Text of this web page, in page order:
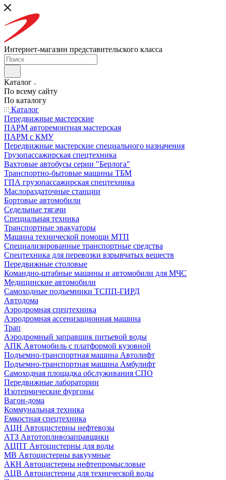
Интернет-магазин представительского класса
Каталог
По всему сайту
По каталогу
Каталог
Передвижные мастерские
ПАРМ авторемонтная мастерская
ПАРМ с КМУ
Передвижные мастерские специального назначения
Грузопассажирская спецтехника
Вахтовые автобусы серии "Берлога"
Транспортно-бытовые машины ТБМ
ГПА грузопассажирская спецтехника
Маслораздаточные станции
Бортовые автомобили
Седельные тягачи
Специальная техника
Транспортные эвакуаторы
Машина технической помощи МТП
Специализированные транспортные средства
Спецтехника для перевозки взрывчатых веществ
Передвижные столовые
Командно-штабные машины и автомобили для МЧС
Медицинские автомобили
Самоходные подъемники ТСПП-ГИРД
Автодома
Аэродромная спецтехника
Аэродромная ассенизационная машина
Трап
Аэродромный заправщик питьевой воды
АПК Автомобиль с платформой кузовной
Подъемно-транспортная машина Автолифт
Подъемно-транспортная машина Амбулифт
Самоходная площадка обслуживания СПО
Передвижные лаборатории
Изотермические фургоны
Вагон-дома
Коммунальная техника
Емкостная спецтехника
АЦН Автоцистерны нефтевозы
АТЗ Автотопливозаправщики
АЦПТ Автоцистерны для воды
МВ Автоцистерны вакуумные
АКН Автоцистерны нефтепромысловые
АЦВ Автоцистерны для технической воды